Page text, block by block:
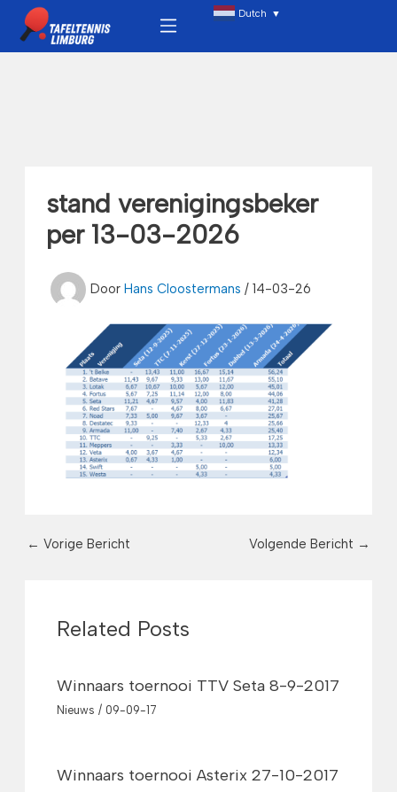
naar
de
Menu Dutch ▼
stand verenigingsbeker
per 13-03-2026
Door Hans Cloostermans / 14-03-26
← Vorige Bericht Volgende Bericht →
Related Posts
Winnaars toernooi TTV Seta 8-9-2017
Nieuws / 09-09-17
Winnaars toernooi Asterix 27-10-2017